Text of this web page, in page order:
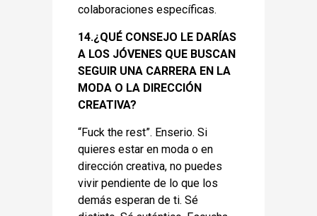
colaboraciones específicas.
14.¿QUÉ CONSEJO LE DARÍAS
A LOS JÓVENES QUE BUSCAN
SEGUIR UNA CARRERA EN LA
MODA O LA DIRECCIÓN
CREATIVA?
“Fuck the rest”. Enserio. Si
quieres estar en moda o en
dirección creativa, no puedes
vivir pendiente de lo que los
demás esperan de ti. Sé